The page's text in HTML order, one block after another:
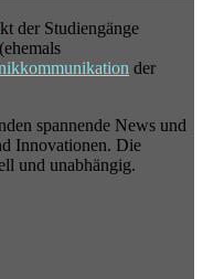
der Studiengänge
(ehemals
der
spannende News und
Innovationen. Die
und unabhängig.